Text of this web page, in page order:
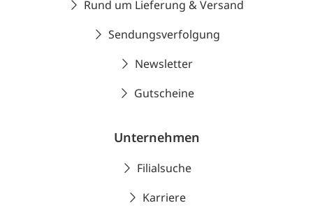
Rund um Lieferung & Versand
Sendungsverfolgung
Newsletter
Gutscheine
Unternehmen
Filialsuche
Karriere